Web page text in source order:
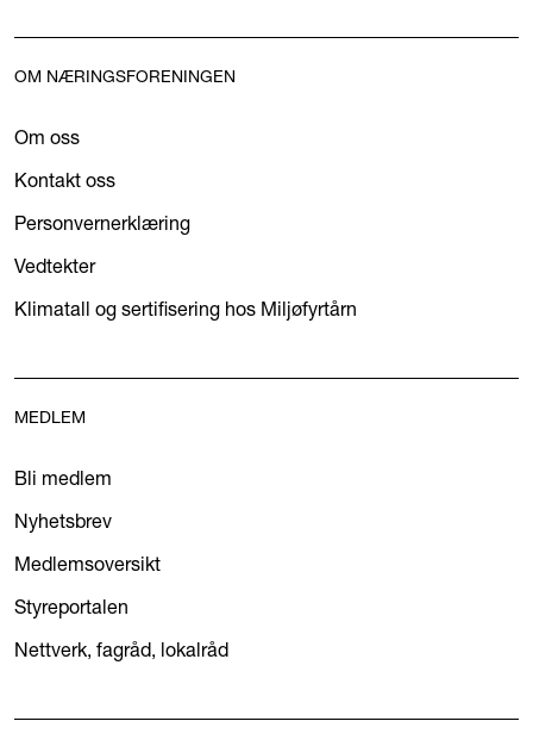
OM NÆRINGSFORENINGEN
Om oss
Kontakt oss
Personvernerklæring
Vedtekter
Klimatall og sertifisering hos Miljøfyrtårn
MEDLEM
Bli medlem
Nyhetsbrev
Medlemsoversikt
Styreportalen
Nettverk, fagråd, lokalråd